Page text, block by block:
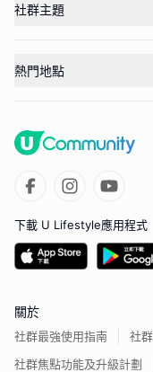
社群主題
熱門地點
下載 U Lifestyle應用程式
關於
社群最強使用指南
社
社群焦點功能及升級計劃